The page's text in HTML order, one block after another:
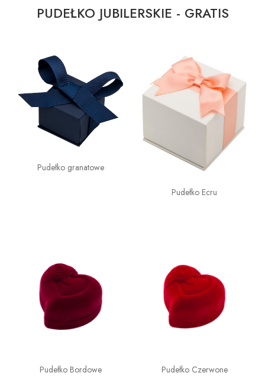
PUDEŁKO JUBILERSKIE - GRATIS
Pudełko granatowe
Pudełko Ecru
Pudełko Bordowe Pudełko Czerwone